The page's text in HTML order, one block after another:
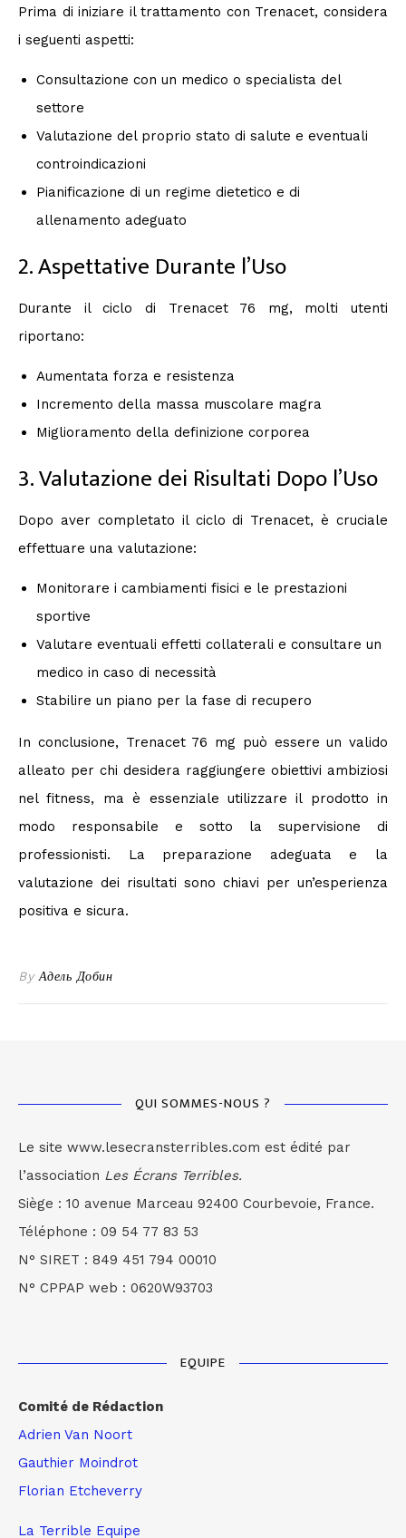
Prima di iniziare il trattamento con Trenacet, considera
i seguenti aspetti:
Consultazione con un medico o specialista del
settore
Valutazione del proprio stato di salute e eventuali
controindicazioni
Pianificazione di un regime dietetico e di
allenamento adeguato
2. Aspettative Durante l’Uso
Durante il ciclo di Trenacet 76 mg, molti utenti
riportano:
Aumentata forza e resistenza
Incremento della massa muscolare magra
Miglioramento della definizione corporea
3. Valutazione dei Risultati Dopo l’Uso
Dopo aver completato il ciclo di Trenacet, è cruciale
effettuare una valutazione:
Monitorare i cambiamenti fisici e le prestazioni
sportive
Valutare eventuali effetti collaterali e consultare un
medico in caso di necessità
Stabilire un piano per la fase di recupero
In conclusione, Trenacet 76 mg può essere un valido
alleato per chi desidera raggiungere obiettivi ambiziosi
nel fitness, ma è essenziale utilizzare il prodotto in
modo responsabile e sotto la supervisione di
professionisti. La preparazione adeguata e la
valutazione dei risultati sono chiavi per un’esperienza
positiva e sicura.
By Адель Добин
QUI SOMMES-NOUS ?
Le site www.lesecransterribles.com est édité par
l’association Les Écrans Terribles.
Siège : 10 avenue Marceau 92400 Courbevoie, France.
Téléphone : 09 54 77 83 53
N° SIRET : 849 451 794 00010
N° CPPAP web : 0620W93703
EQUIPE
Comité de Rédaction
Adrien Van Noort
Gauthier Moindrot
Florian Etcheverry
La Terrible Equipe